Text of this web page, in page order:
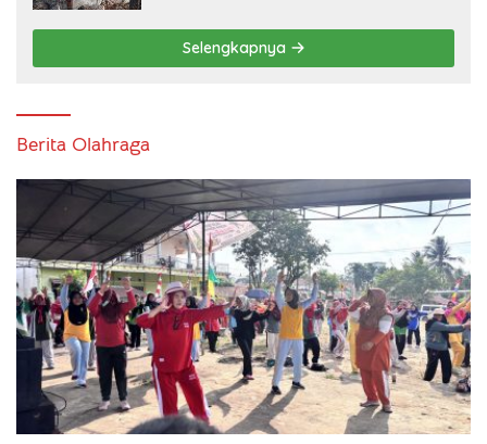
Selengkapnya
Berita Olahraga